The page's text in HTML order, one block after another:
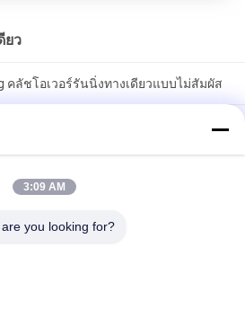
ยว
คลัชโอเวอร์รันนิ่งทางเดียวแบบไม่สัมผัส
นาที 38000NM คลัตช์คลัตช์คลัตช์ด่วน,
ย์กลางคลัตช์ทางเดียว, คลัตช์ทางเดียว
3:09 AM
you looking for?